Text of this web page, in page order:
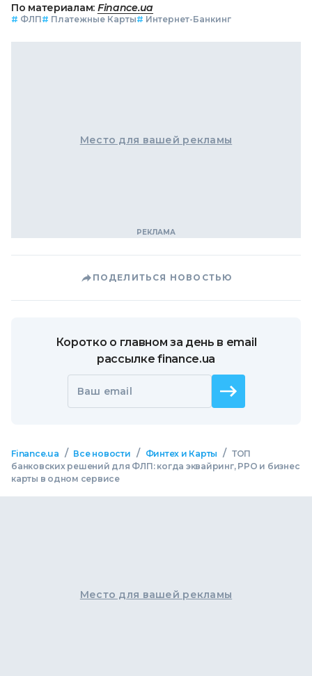
По материалам: Finance.ua
# ФЛП# Платежные Карты# Интернет-Банкинг
Место для вашей рекламы
ПОДЕЛИТЬСЯ НОВОСТЬЮ
Коротко о главном за день в email
рассылке finance.ua
Ваш email
Finance.ua / Все новости / Финтех и Карты / ТОП
банковских решений для ФЛП: когда эквайринг, РРО и бизнес
карты в одном сервисе
Место для вашей рекламы